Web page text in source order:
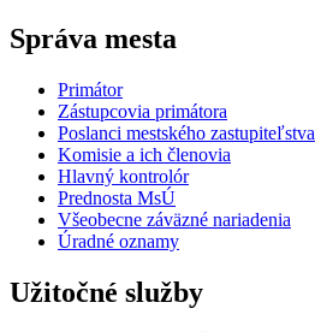
Správa mesta
Primátor
Zástupcovia primátora
Poslanci mestského zastupiteľstva
Komisie a ich členovia
Hlavný kontrolór
Prednosta MsÚ
Všeobecne záväzné nariadenia
Úradné oznamy
Užitočné služby